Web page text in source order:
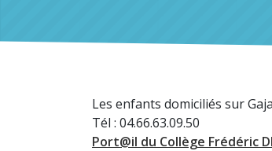
Les enfants domiciliés sur
Tél : 04.66.63.09.50
Port@il du Collège Frédéric